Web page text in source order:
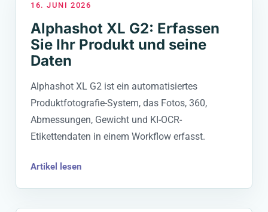
16. JUNI 2026
Alphashot XL G2: Erfassen
Sie Ihr Produkt und seine
Daten
Alphashot XL G2 ist ein automatisiertes
Produktfotografie-System, das Fotos, 360,
Abmessungen, Gewicht und KI-OCR-
Etikettendaten in einem Workflow erfasst.
Artikel lesen